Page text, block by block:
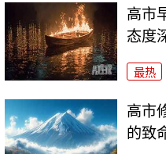
高市
态度
最热
高市
的致